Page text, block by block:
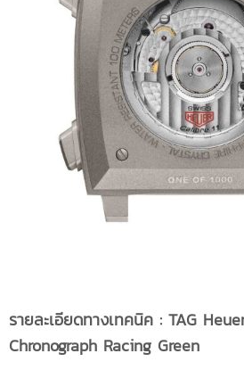
รายละเอียดทางเทคนิค : TAG
Chronograph Racing Green